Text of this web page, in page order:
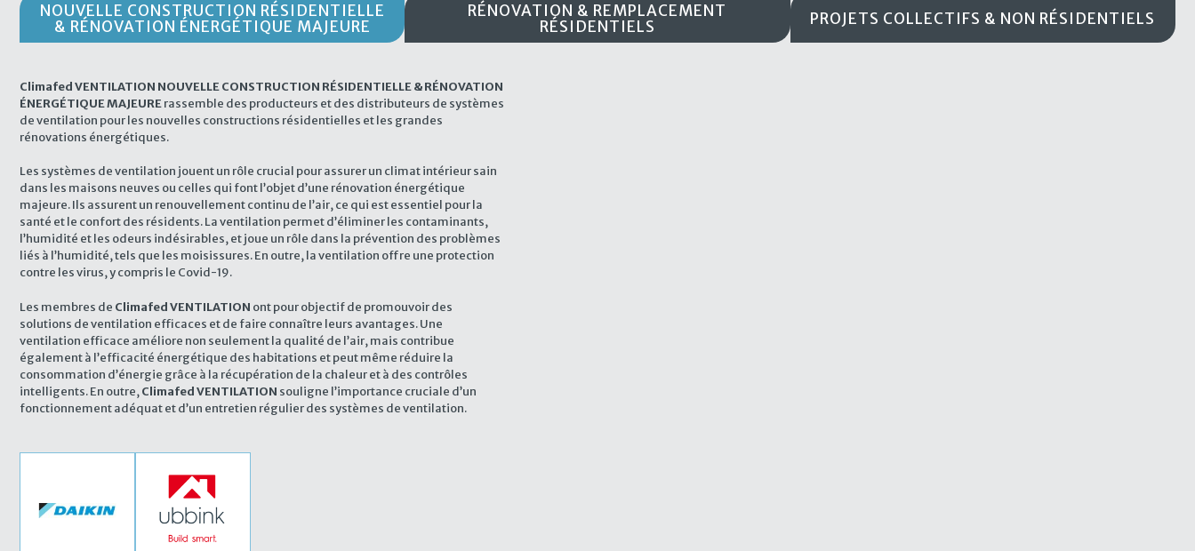
NOUVELLE CONSTRUCTION RÉSIDENTIELLE
& RÉNOVATION ÉNERGÉTIQUE MAJEURE
RÉNOVATION & REMPLACEMENT
RÉSIDENTIELS
PROJETS COLLECTIFS & NON RÉSIDENTIELS
Climafed VENTILATION NOUVELLE CONSTRUCTION RÉSIDENTIELLE & RÉNOVATION
ÉNERGÉTIQUE MAJEURErassemble des producteurs et des distributeurs de systèmes
de ventilation pour les nouvelles constructions résidentielles et les grandes
rénovations énergétiques.
Les systèmes de ventilation jouent un rôle crucial pour assurer un climat intérieur sain
dans les maisons neuves ou celles qui font l’objet d’une rénovation énergétique
majeure. Ils assurent un renouvellement continu de l’air, ce qui est essentiel pour la
santé et le confort des résidents. La ventilation permet d’éliminer les contaminants,
l’humidité et les odeurs indésirables, et joue un rôle dans la prévention des problèmes
liés à l’humidité, tels que les moisissures. En outre, la ventilation offre une protection
contre les virus, y compris le Covid-19.
Les membres de Climafed VENTILATION ont pour objectif de promouvoir des
solutions de ventilation efficaces et de faire connaître leurs avantages. Une
ventilation efficace améliore non seulement la qualité de l’air, mais contribue
également à l’efficacité énergétique des habitations et peut même réduire la
consommation d’énergie grâce à la récupération de la chaleur et à des contrôles
intelligents. En outre,Climafed VENTILATION souligne l’importance cruciale d’un
fonctionnement adéquat et d’un entretien régulier des systèmes de ventilation.